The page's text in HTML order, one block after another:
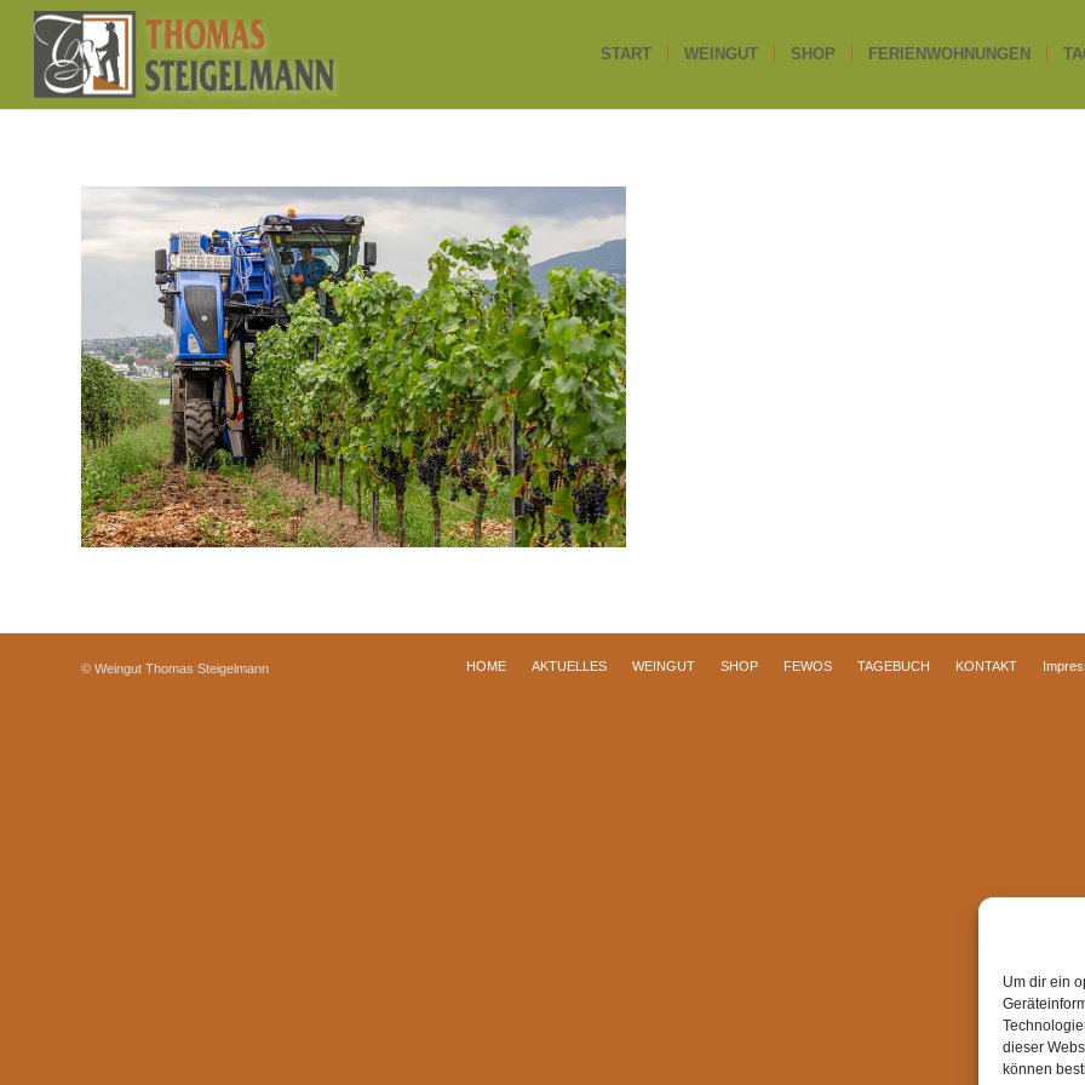
Um dir ein
dieser
können
START WEINGUT SHOP FERIENWOHNUNGEN
© Weingut Thomas Steigelmann HOME AKTUELLES WEINGUT SHOP FEWOS TAGEBUCH KONTAKT